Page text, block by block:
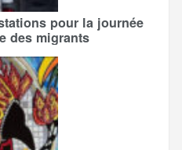
pour la journée
des migrants